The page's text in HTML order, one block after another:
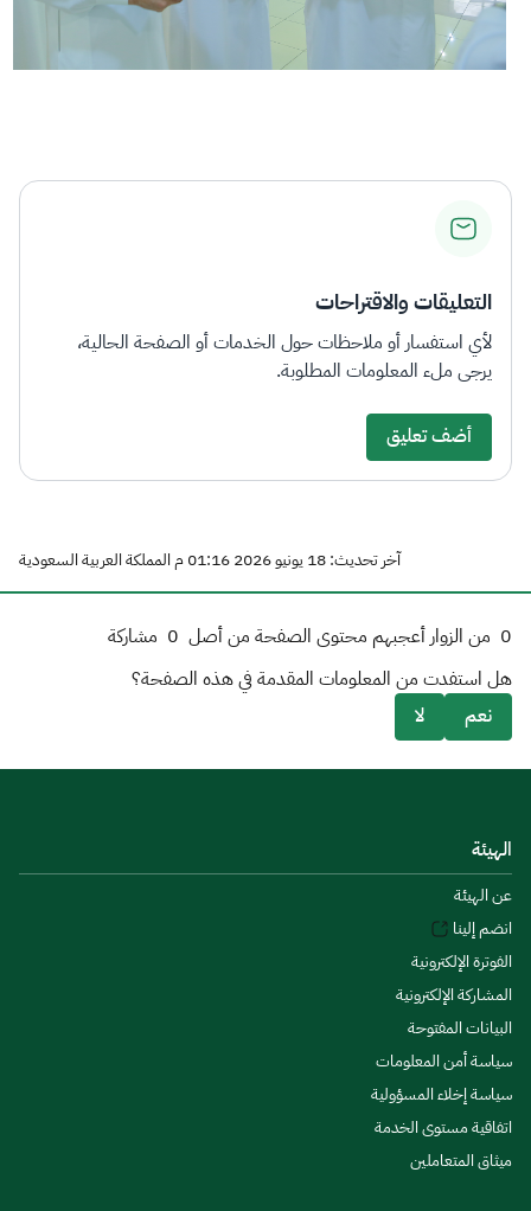
التعليقات والاقتراحات
لأي استفسار أو ملاحظات حول الخدمات أو الصفحة الحالية،
يرجى ملء المعلومات المطلوبة.
أضف تعليق
آخر تحديث: 18 يونيو 2026 01:16 م المملكة العربية السعودية
0 من الزوار أعجبهم محتوى الصفحة من أصل 0 مشاركة
هل استفدت من المعلومات المقدمة في هذه الصفحة؟
نعم
لا
الهيئة
عن الهيئة
انضم إلينا
الفوترة الإلكترونية
المشاركة الإلكترونية
البيانات المفتوحة
سياسة أمن المعلومات
سياسة إخلاء المسؤولية
اتفاقية مستوى الخدمة
ميثاق المتعاملين